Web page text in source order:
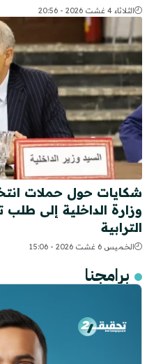
الثلاثاء 4 غشت 2026 - 20:56
شكايات حول حملات
وزارة الداخلية إلى
الترابية
الخميس 6 غشت 2026 - 15:06
برامجنا